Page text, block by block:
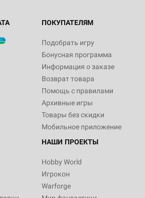
ПОКУПАТЕЛЯМ
Подобрать игру
Бонусная программа
Информация о заказе
Возврат товара
Помощь с правилами
Архивные игры
Товары без скидки
Мобильное приложение
НАШИ ПРОЕКТЫ
Hobby World
Игрокон
Warforge